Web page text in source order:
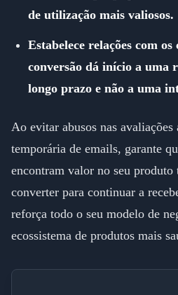
de utilização mais valiosos.
Estabelece relações com
conversão dá início a uma
longo prazo e não a uma
Ao evitar abusos nas avaliações
temporária de emails, garante
encontram valor no seu produto
converter para continuar a
reforça todo o seu modelo de
ecossistema de produtos mais